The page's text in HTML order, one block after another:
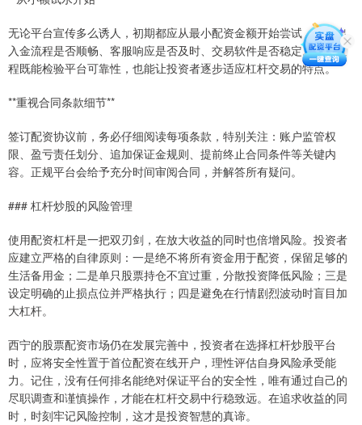
无论平台宣传多么诱人，初期都应从最小配资金额开始尝试，测试出
入金流程是否顺畅、客服响应是否及时、交易软件是否稳定。这个过
程既能检验平台可靠性，也能让投资者逐步适应杠杆交易的特点。
**重视合同条款细节**
签订配资协议前，务必仔细阅读每项条款，特别关注：账户监管权
限、盈亏责任划分、追加保证金规则、提前终止合同条件等关键内
容。正规平台会给予充分时间审阅合同，并解答所有疑问。
### 杠杆炒股的风险管理
使用配资杠杆是一把双刃剑，在放大收益的同时也倍增风险。投资者
应建立严格的自律原则：一是绝不将所有资金用于配资，保留足够的
生活备用金；二是单只股票持仓不宜过重，分散投资降低风险；三是
设定明确的止损点位并严格执行；四是避免在行情剧烈波动时盲目加
大杠杆。
西宁的股票配资市场仍在发展完善中，投资者在选择杠杆炒股平台
时，应将安全性置于首位配资在线开户，理性评估自身风险承受能
力。记住，没有任何排名能绝对保证平台的安全性，唯有通过自己的
尽职调查和谨慎操作，才能在杠杆交易中行稳致远。在追求收益的同
时，时刻牢记风险控制，这才是投资智慧的真谛。